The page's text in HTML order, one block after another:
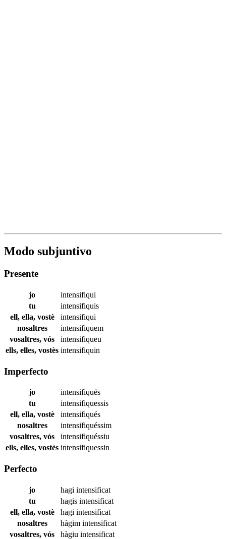
Modo subjuntivo
Presente
jo
intensifiqui
tu
intensifiquis
ell, ella, vostè
intensifiqui
nosaltres
intensifiquem
vosaltres, vós
intensifiqueu
ells, elles, vostès intensifiquin
Imperfecto
jo
intensifiqués
tu
intensifiquessis
ell, ella, vostè
intensifiqués
nosaltres
intensifiquéssim
vosaltres, vós
intensifiquéssiu
ells, elles, vostès intensifiquessin
Perfecto
jo hagi intensificat
tu
hagis intensificat
ell, ella, vostè
hagi intensificat
nosaltres
hàgim intensificat
vosaltres, vós
hàgiu intensificat